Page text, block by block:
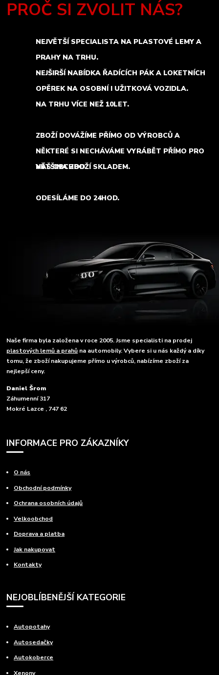
PROČ SI ZVOLIT NÁS?
NEJVĚTŠÍ SPECIALISTA NA PLASTOVÉ LEMY A
PRAHY NA TRHU.
NEJŠIRŠÍ NABÍDKA ŘADÍCÍCH PÁK A LOKETNÍCH
OPĚREK NA OSOBNÍ I UŽITKOVÁ VOZIDLA.
NA TRHU VÍCE NEŽ 10LET.
ZBOŽÍ DOVÁŽÍME PŘÍMO OD VÝROBCŮ A
NĚKTERÉ SI NECHÁVÁME VYRÁBĚT PŘÍMO PRO
NÁŠ OBCHOD.
VĚTŠINA ZBOŽÍ SKLADEM.
ODESÍLÁME DO 24HOD.
Naše firma byla založena v roce 2005. Jsme specialisti na prodej
plastových lemů a prahů na automobily. Vybere si u nás každý a díky
tomu, že zboží nakupujeme přímo u výrobců, nabízíme zboží za
nejlepší ceny.
Daniel Šrom
Záhumenní 317
Mokré Lazce , 747 62
INFORMACE PRO ZÁKAZNÍKY
O nás
Obchodní podmínky
Ochrana osobních údajů
Velkoobchod
Doprava a platba
Jak nakupovat
Kontakty
NEJOBLÍBENĚJŠÍ KATEGORIE
Autopotahy
Autosedačky
Autokoberce
Xenony